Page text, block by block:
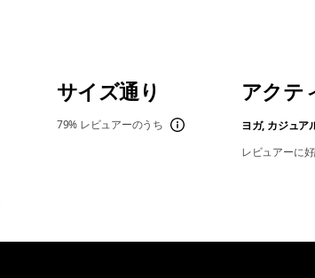
サイズ通り
79% レビュアーのうち
アクテ
ヨガ, カジュア
レビュアーに